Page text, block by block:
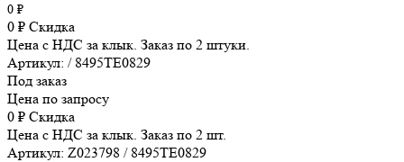
0 ₽
0 ₽ Скидка
Цена с НДС за клык. Заказ по 2 штуки.
Артикул: / 8495TE0829
Под заказ
Цена по запросу
0 ₽ Скидка
Цена с НДС за клык. Заказ по 2 шт.
Артикул: Z023798 / 8495TE0829